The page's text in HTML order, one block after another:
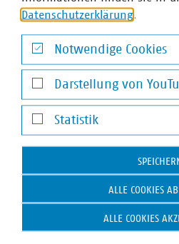
Michèle Pergande
+49 176 18092140
pergande(at)vku(dot)de
Datenschutzerklärung
Notwendige Cookies
Notwendige Cookies
Darstellung von
Darstellung von YouTube-
Statistik
Statistik
ALLE COOKIES
ALLE COOKIES